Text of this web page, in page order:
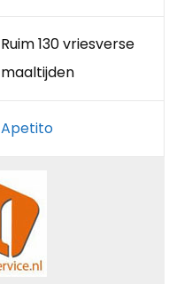
Ruim 130 vriesverse
maaltijden
Apetito